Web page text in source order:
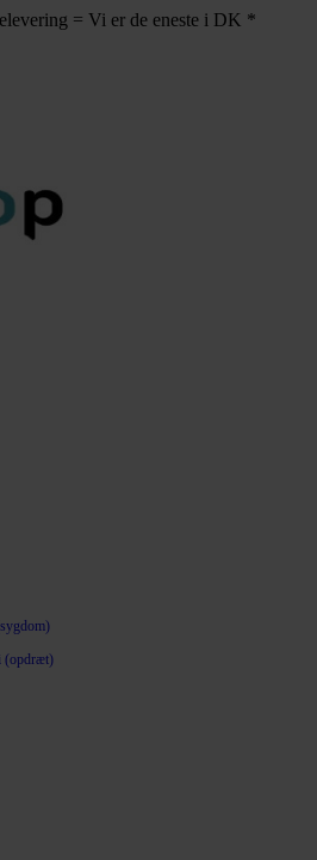
= Vi er de eneste i DK *
(opdræt)